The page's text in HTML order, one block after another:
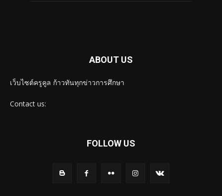
ABOUT US
เว็บไซต์ครูคูล ก้าวทันทุกข่าวการศึกษา
Contact us:
FOLLOW US